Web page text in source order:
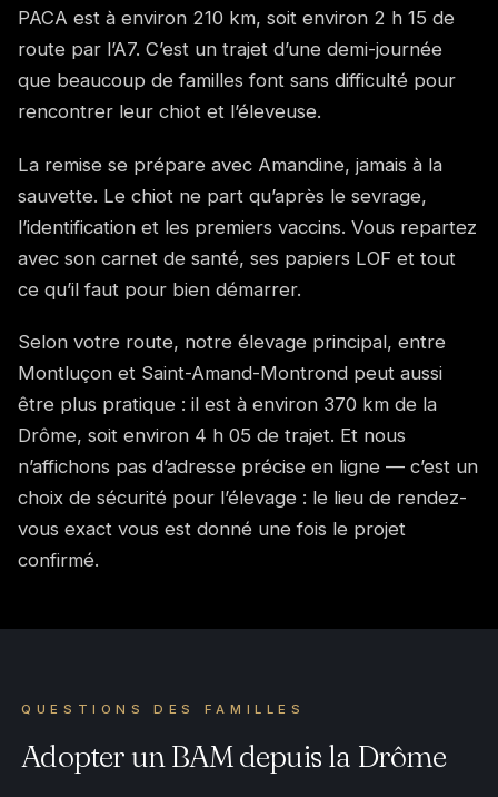
PACA est à environ 210 km, soit environ 2 h 15 de
route par l’A7. C’est un trajet d’une demi-journée
que beaucoup de familles font sans difficulté pour
rencontrer leur chiot et l’éleveuse.
La remise se prépare avec Amandine, jamais à la
sauvette. Le chiot ne part qu’après le sevrage,
l’identification et les premiers vaccins. Vous repartez
avec son carnet de santé, ses papiers LOF et tout
ce qu’il faut pour bien démarrer.
Selon votre route, notre élevage principal, entre
Montluçon et Saint-Amand-Montrond peut aussi
être plus pratique : il est à environ 370 km de la
Drôme, soit environ 4 h 05 de trajet. Et nous
n’affichons pas d’adresse précise en ligne — c’est un
choix de sécurité pour l’élevage : le lieu de rendez-
vous exact vous est donné une fois le projet
confirmé.
QUESTIONS DES FAMILLES
Adopter un BAM depuis la Drôme